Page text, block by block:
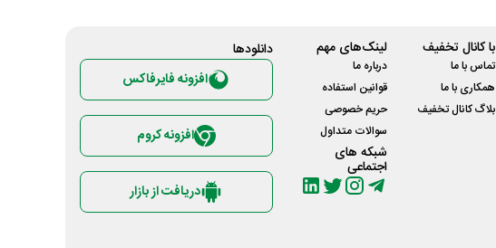
با کانال تخفیف
تماس با ما
همکاری با ما
بلاگ کانال تخفیف
لینک‌های مهم
درباره ما
قوانین استفاده
حریم خصوصی
سوالات متداول
شبکه های
اجتماعی
دانلود‌ها
افزونه فایرفاکس
افزونه کروم
دریافت از بازار